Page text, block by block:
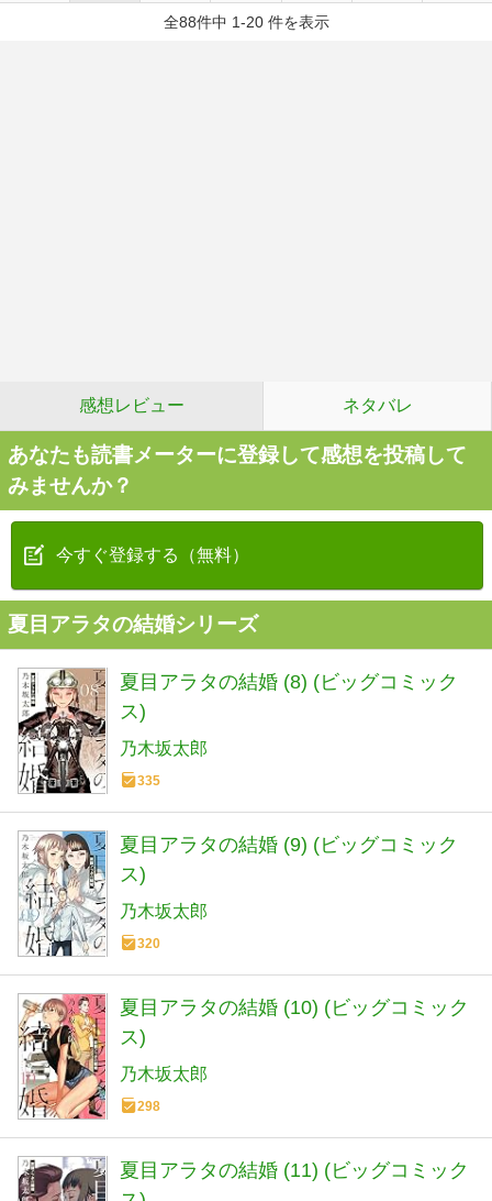
全88件中 1-20 件を表示
感想レビュー ネタバレ
あなたも読書メーターに登録して感想を投稿して
みませんか？
今すぐ登録する（無料）
夏目アラタの結婚シリーズ
夏目アラタの結婚 (8) (ビッグコミック
ス)
乃木坂太郎
335
夏目アラタの結婚 (9) (ビッグコミック
ス)
乃木坂太郎
320
夏目アラタの結婚 (10) (ビッグコミック
ス)
乃木坂太郎
298
夏目アラタの結婚 (11) (ビッグコミック